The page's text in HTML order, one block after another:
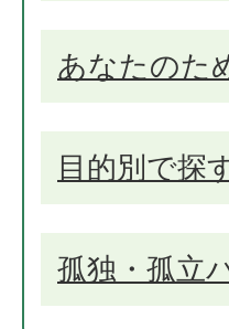
あなたのた
目的別で探
孤独・孤立